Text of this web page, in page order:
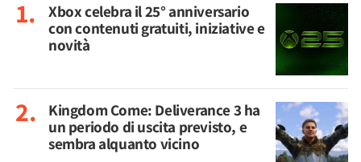
Xbox celebra il 25° anniversario
con contenuti gratuiti, iniziative e
novità
Kingdom Come: Deliverance 3 ha
un periodo di uscita previsto, e
sembra alquanto vicino